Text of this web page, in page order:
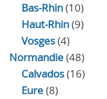
Bas-Rhin(10)
Haut-Rhin(9)
Vosges(4)
Normandie(48)
Calvados(16)
Eure(8)